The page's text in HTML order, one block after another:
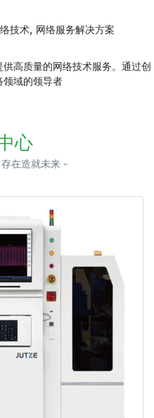
技术, 网络服务解决方案
高质量的网络技术服务。通过创
领域的领导者
心
在造就未来 -